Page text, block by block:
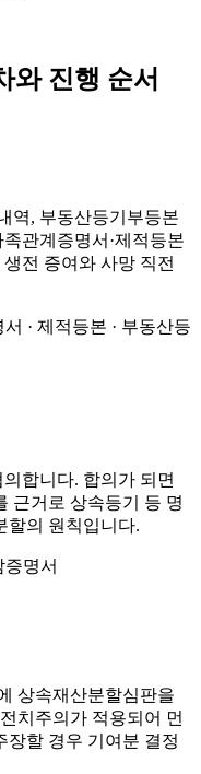
와 진행 순서
역, 부동산등기부등본
관계증명서·제적등본
전 증여와 사망 직전
· 제적등본 · 부동산등
합니다. 합의가 되면
근거로 상속등기 등 명
할의 원칙입니다.
명서
상속재산분할심판을
치주의가 적용되어 먼
장할 경우 기여분 결정